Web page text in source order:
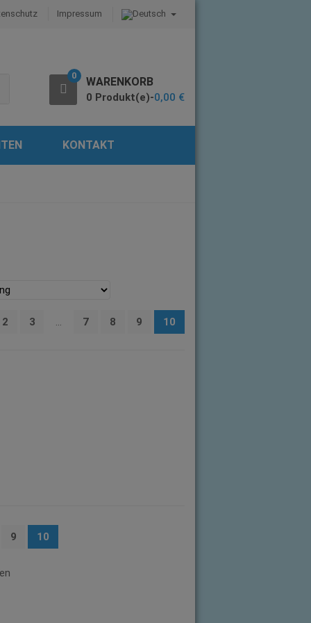
Impressum
0 WARENKORB
0 Produkt(e)-0,00 €
KONTAKT
2 3 … 7 8 9 10
9 10